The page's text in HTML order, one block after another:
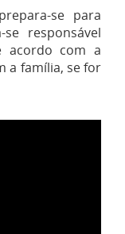
se para
responsável
acordo com a
a família, se for